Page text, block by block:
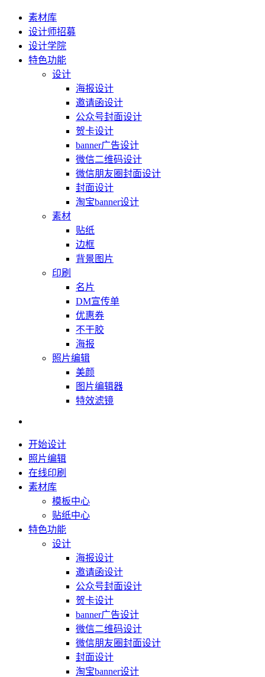
素材库
设计师招募
设计学院
特色功能
设计
海报设计
邀请函设计
公众号封面设计
贺卡设计
banner广告设计
微信二维码设计
微信朋友圈封面设计
封面设计
淘宝banner设计
素材
贴纸
边框
背景图片
印刷
名片
DM宣传单
优惠券
不干胶
海报
照片编辑
美颜
图片编辑器
特效滤镜
开始设计
照片编辑
在线印刷
素材库
模板中心
贴纸中心
特色功能
设计
海报设计
邀请函设计
公众号封面设计
贺卡设计
banner广告设计
微信二维码设计
微信朋友圈封面设计
封面设计
淘宝banner设计